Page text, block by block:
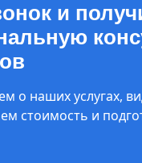
и
о наших услугах,
стоимость и